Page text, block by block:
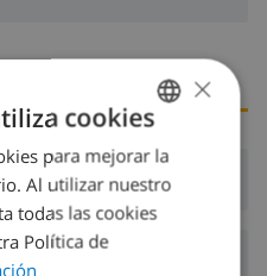
antes de 19:00
de: 10:00
SPANISH
DUTCH
FRENCH
×
cookies
para mejorar la
Al utilizar nuestro
todas las cookies
Política de